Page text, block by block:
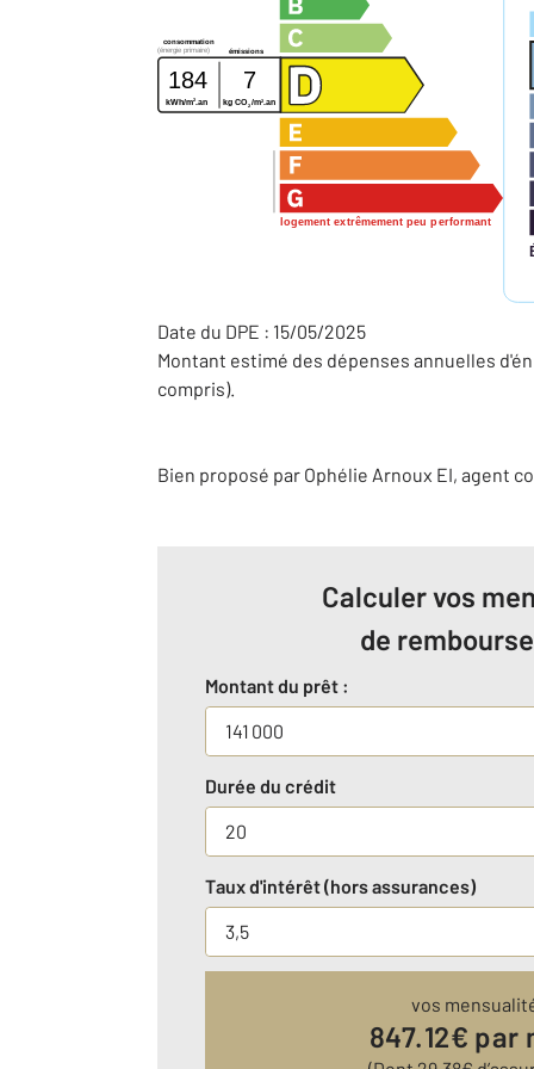
logement extrêmement peu performant
consommation
émissions
(énergie primaire)
184 7
kWh/m2 .an kg CO2 /m2 .an
Date du DPE : 15/05/2025
Montant estimé des dépenses annuelles
compris).
Bien proposé par Ophélie Arnoux EI, agent
Calculer vos
de
Montant du prêt :
Durée du crédit
Taux d'intérêt (hors assurances)
vos
847.12€ par